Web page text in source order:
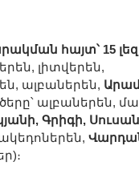
հայտ՝ 15
լիտվերեն,
ալբաներեն,
ալբաներեն,
Գրիգի,